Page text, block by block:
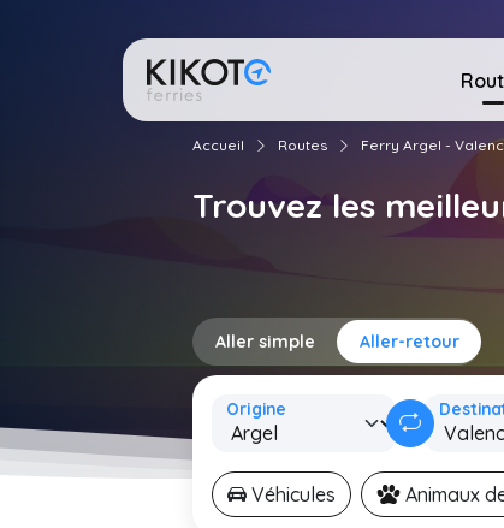
Accueil Routes Ferry Argel -
Trouvez les
Aller simple Aller-retour
Origine
Véhicules Animaux